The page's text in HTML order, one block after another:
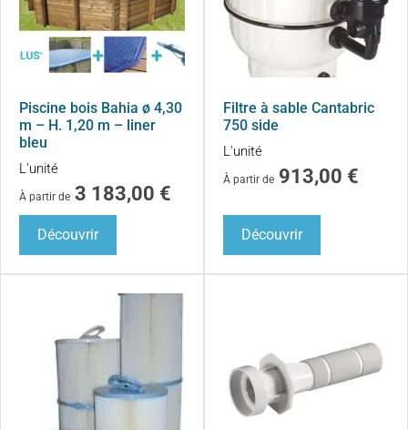
Piscine bois Bahia ø 4,30
m – H. 1,20 m – liner
bleu
L'unité
À partir de 3 183,00 €
Découvrir
Filtre à sable Cantabric
750 side
L'unité
À partir de 913,00 €
Découvrir